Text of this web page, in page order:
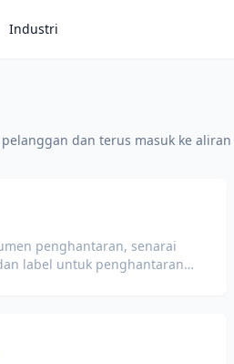
Industri
dan terus masuk ke aliran
penghantaran, senarai
label untuk penghantaran